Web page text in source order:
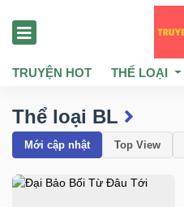
TRUYỆN HOT THỂ LOẠI
Thể loại BL
Mới cập nhật Top View